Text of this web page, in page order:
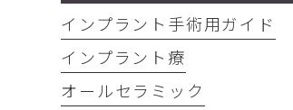
インプラント手術用ガイド
インプラント療
オールセラミック